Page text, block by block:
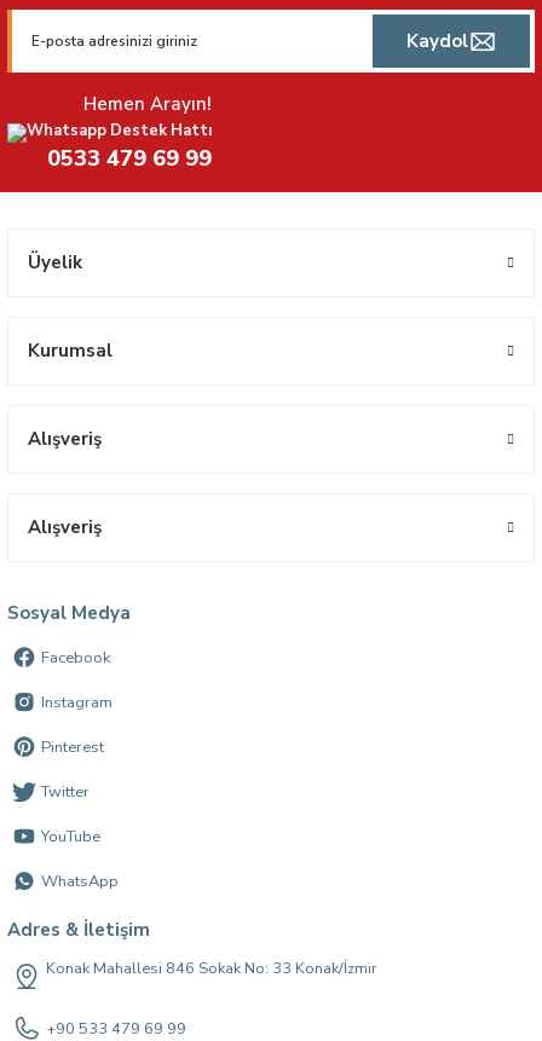
Kaydol
Hemen Arayın!
Whatsapp Destek Hattı
0533 479 69 99
Üyelik
Kurumsal
Alışveriş
Alışveriş
Sosyal Medya
Facebook
Instagram
Pinterest
Twitter
YouTube
WhatsApp
Adres & İletişim
Konak Mahallesi 846 Sokak No: 33 Konak/İzmir
+90 533 479 69 99